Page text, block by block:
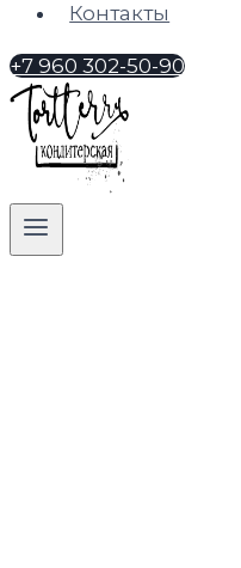
Контакты
+7 960 302-50-90